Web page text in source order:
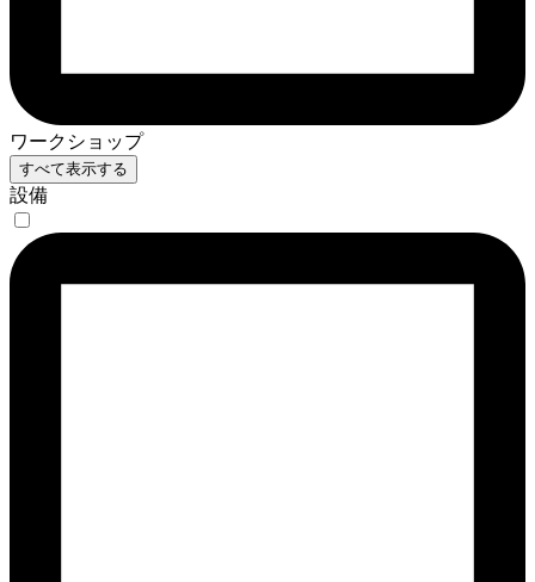
ワークショップ
すべて表示する
設備